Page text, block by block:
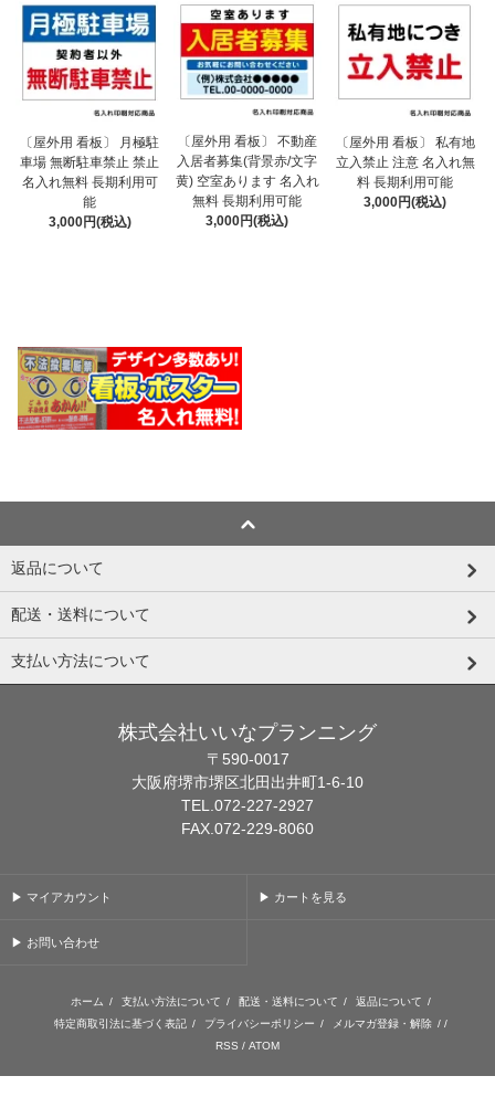
〔屋外用 看板〕 月極駐
車場 無断駐車禁止 禁止
名入れ無料 長期利用可
能
3,000円(税込)
〔屋外用 看板〕 不動産
入居者募集(背景赤/文字
黄) 空室あります 名入れ
無料 長期利用可能
3,000円(税込)
〔屋外用 看板〕 私有地
立入禁止 注意 名入れ無
料 長期利用可能
3,000円(税込)
返品について
配送・送料について
支払い方法について
株式会社いいなプランニング
〒590-0017
大阪府堺市堺区北田出井町1-6-10
TEL.072-227-2927
FAX.072-229-8060
▶ マイアカウント ▶ カートを見る
▶ お問い合わせ
ホーム / 支払い方法について / 配送・送料について / 返品について /
特定商取引法に基づく表記 / プライバシーポリシー / メルマガ登録・解除 / /
RSS / ATOM